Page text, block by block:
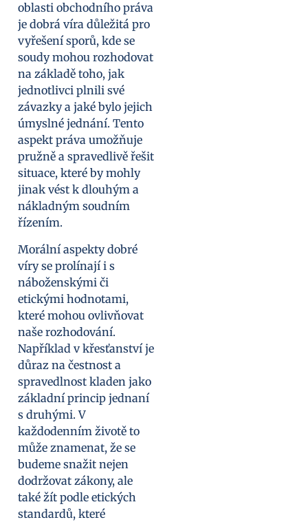
oblasti obchodního práva
je dobrá víra důležitá pro
vyřešení sporů, kde se
soudy mohou rozhodovat
na základě toho, jak
jednotlivci plnili své
závazky a jaké bylo jejich
úmyslné jednání. Tento
aspekt práva umožňuje
pružně a spravedlivě řešit
situace, které by mohly
jinak vést k dlouhým a
nákladným soudním
řízením.
Morální aspekty dobré
víry se prolínají i s
náboženskými či
etickými hodnotami,
které mohou ovlivňovat
naše rozhodování.
Například v křesťanství je
důraz na čestnost a
spravedlnost kladen jako
základní princip jednaní
s druhými. V
každodenním životě to
může znamenat, že se
budeme snažit nejen
dodržovat zákony, ale
také žít podle etických
standardů, které